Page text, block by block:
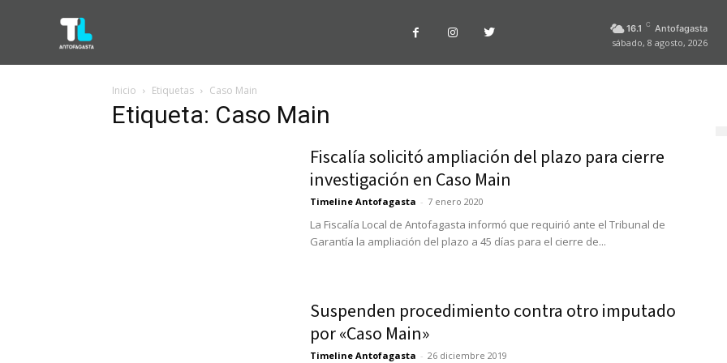
16.1 C Antofagasta
sábado, 8 agosto, 2026
Inicio Etiquetas Caso Main
Etiqueta: Caso Main
Fiscalía solicitó ampliación del plazo para cierre
investigación en Caso Main
Timeline Antofagasta - 7 enero 2020
La Fiscalía Local de Antofagasta informó que requirió ante el Tribunal de
Garantía la ampliación del plazo a 45 días para el cierre de...
Suspenden procedimiento contra otro imputado
por «Caso Main»
Timeline Antofagasta - 26 diciembre 2019